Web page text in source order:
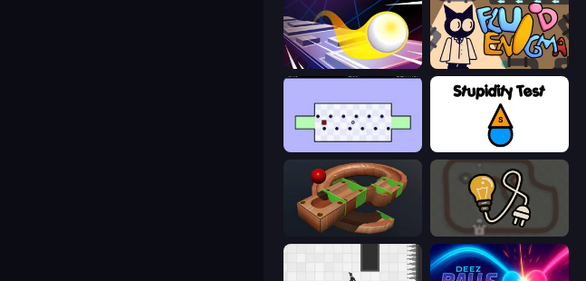
Leap and Avoid 2 Fluid Enigma
Stupidity Test
Marble Run Light The Lamp